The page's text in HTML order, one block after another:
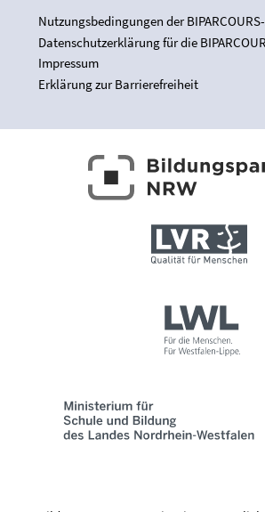
Nutzungsbedingungen der
Datenschutzerklärung für die
Impressum
Erklärung zur Barrierefreiheit